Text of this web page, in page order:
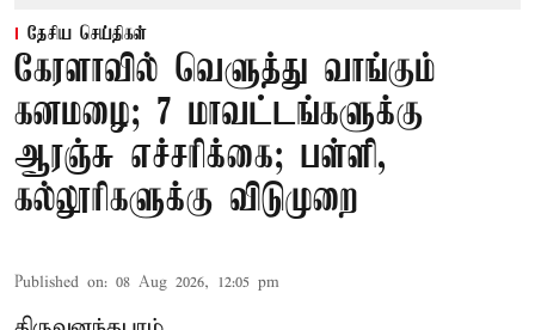
தேசிய செய்திகள்
கேரளாவில் வெளுத்து வாங்கும்
கனமழை; 7 மாவட்டங்களுக்கு
ஆரஞ்சு எச்சரிக்கை; பள்ளி,
கல்லூரிகளுக்கு விடுமுறை
Published on: 08 Aug 2026, 12:05 pm